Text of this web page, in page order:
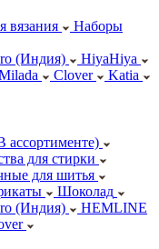
вязания
Наборы
(Индия)
HiyaHiya
Clover
Katia
для стирки
для шитья
Шоколад
(Индия)
HEMLINE